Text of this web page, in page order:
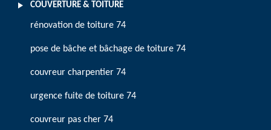
COUVERTURE & TOITURE
rénovation de toiture 74
pose de bâche et bâchage de toiture 74
couvreur charpentier 74
urgence fuite de toiture 74
couvreur pas cher 74